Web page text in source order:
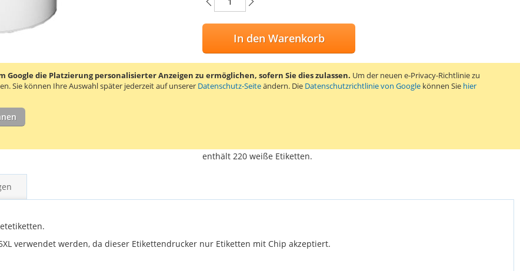
die Platzierung personalisierter Anzeigen zu ermöglichen, sofern Sie dies zulassen. Um der neuen e-Privacy-Richtlinie zu
Sie können Ihre Auswahl später jederzeit auf unserer Datenschutz-Seiteändern. Die Datenschutzrichtlinie von Google können Sie hier
In den Warenkorb
enthält 220 weiße Etiketten.
verwendet werden, da dieser Etikettendrucker nur Etiketten mit Chip akzeptiert.